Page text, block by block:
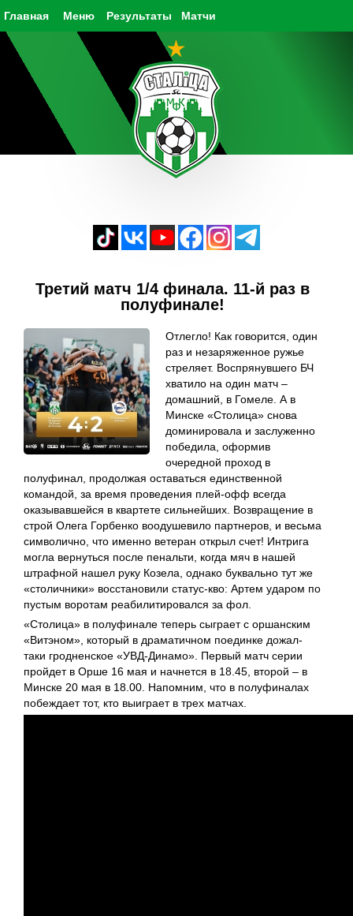
Главная Результаты Матчи
Меню
Третий матч 1/4 финала. 11-й раз в
полуфинале!
Отлегло! Как говорится, один
раз и незаряженное ружье
стреляет. Воспрянувшего БЧ
хватило на один матч –
домашний, в Гомеле. А в
Минске «Столица» снова
доминировала и заслуженно
победила, оформив
очередной проход в
полуфинал, продолжая оставаться единственной
командой, за время проведения плей-офф всегда
оказывавшейся в квартете сильнейших. Возвращение в
строй Олега Горбенко воодушевило партнеров, и весьма
символично, что именно ветеран открыл счет! Интрига
могла вернуться после пенальти, когда мяч в нашей
штрафной нашел руку Козела, однако буквально тут же
«столичники» восстановили статус-кво: Артем ударом по
пустым воротам реабилитировался за фол.
«Столица» в полуфинале теперь сыграет с оршанским
«Витэном», который в драматичном поединке дожал-
таки гродненское «УВД-Динамо». Первый матч серии
пройдет в Орше 16 мая и начнется в 18.45, второй – в
Минске 20 мая в 18.00. Напомним, что в полуфиналах
побеждает тот, кто выиграет в трех матчах.